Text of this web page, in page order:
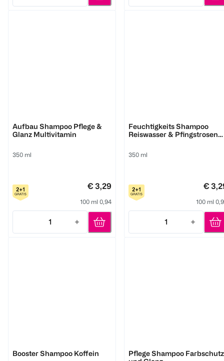
Aufbau Shampoo Pflege &
Glanz Multivitamin
350 ml
€ 3,29
100 ml 0,94
1
Quantity: 1
Feuchtigkeits Shampoo
Reiswasser & Pfingstrosen
350 ml
€
100 ml
1
Quantity: 1
Booster Shampoo Koffein
Pflege Shampoo Farbschutz